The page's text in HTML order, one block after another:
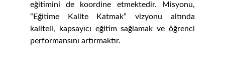
eğitimini de koordine etmektedir. Misyonu,
“Eğitime Kalite Katmak” vizyonu altında
kaliteli, kapsayıcı eğitim sağlamak ve öğrenci
performansını artırmaktır.